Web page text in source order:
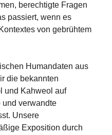
berechtigte Fragen
passiert, wenn es
von gebrühtem
Humandaten aus
die bekannten
und Kahweol auf
und verwandte
Unsere
Exposition durch